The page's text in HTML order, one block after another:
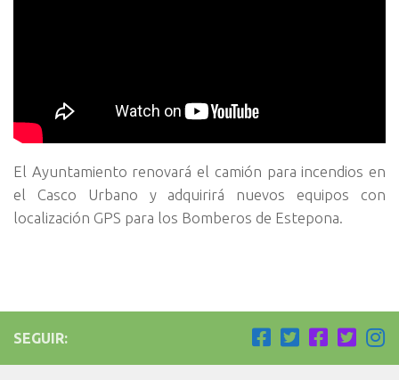
El Ayuntamiento renovará el camión para incendios en
el Casco Urbano y adquirirá nuevos equipos con
localización GPS para los Bomberos de Estepona.
SEGUIR: